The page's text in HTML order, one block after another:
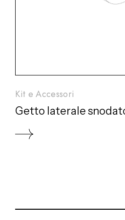
Kit e Accessori
Getto laterale